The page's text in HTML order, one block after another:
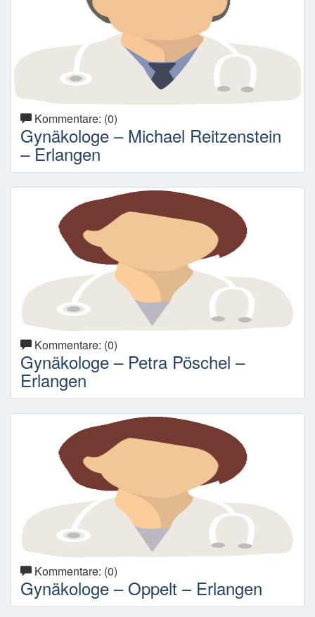
Kommentare: (0)
Gynäkologe – Michael Reitzenstein
– Erlangen
Kommentare: (0)
Gynäkologe – Petra Pöschel –
Erlangen
Kommentare: (0)
Gynäkologe – Oppelt – Erlangen